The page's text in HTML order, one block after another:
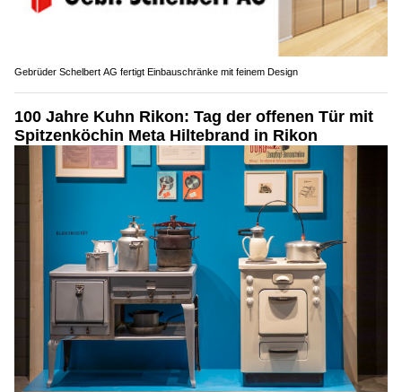
Gebrüder Schelbert AG fertigt Einbauschränke mit feinem Design
100 Jahre Kuhn Rikon: Tag der offenen Tür mit
Spitzenköchin Meta Hiltebrand in Rikon